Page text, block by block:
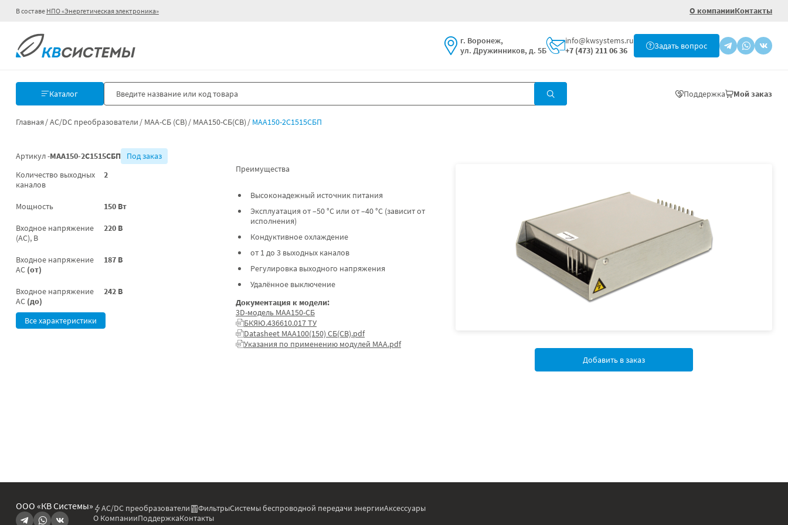
В составе НПО «Энергетическая электроника» О компанииКонтакты
г. Воронеж,
ул. Дружинников, д. 5Б
info@kwsystems.ru
+7 (473) 211 06 36
Задать вопрос
Каталог Поддержка Мой заказ
Главная AC/DC преобразователи МАА-СБ (СВ) МАА150-СБ(СВ) МАА150-2С1515СБП
Артикул -МАА150-2С1515СБП
Под заказ
Количество выходных
каналов
2
Мощность 150 Вт
Входное напряжение
(AC), В
220 В
Входное напряжение
AC (от)
187 В
Входное напряжение
AC (до)
242 В
Все характеристики
Преимущества
Высоконадежный источник питания
Эксплуатация от –50 °C или от –40 °C (зависит от
исполнения)
Кондуктивное охлаждение
от 1 до 3 выходных каналов
Регулировка выходного напряжения
Удалённое выключение
Документация к модели:
3D-модель МАА150-СБ
БКЯЮ.436610.017 ТУ
Datasheet МАА100(150) СБ(СВ).pdf
Указания по применению модулей МАА.pdf
Добавить в заказ
ООО «КВ Системы» AC/DC преобразователи ФильтрыСистемы беспроводной передачи энергииАксессуары
О КомпанииПоддержкаКонтакты